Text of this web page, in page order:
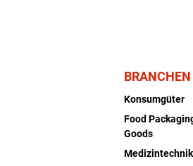
BRANCHEN
Konsumgüter
Food
Goods
Medizintechnik